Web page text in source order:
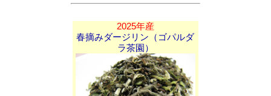
2025年産
春摘みダージリン（ゴパルダ
ラ茶園）